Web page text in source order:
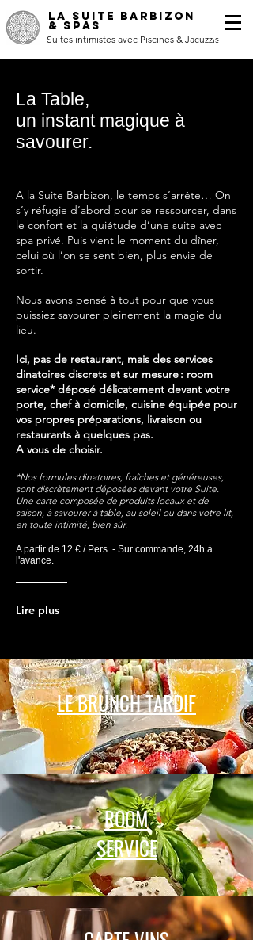
LA SUITE BARBIZON
& SPAS
Suites intimistes avec Piscines & Jacuzzis
La Table,
un instant magique à
savourer.
A la Suite Barbizon, le temps s’arrête… On
s’y réfugie d’abord pour se ressourcer, dans
le confort et la quiétude d’une suite avec
spa privé. Puis vient le moment du dîner,
celui où l’on se sent bien, plus envie de
sortir.
Nous avons pensé à tout pour que vous
puissiez savourer pleinement la magie du
lieu.
Ici, pas de restaurant, mais des services
dinatoires discrets et sur mesure : room
service* déposé délicatement devant votre
porte, chef à domicile, cuisine équipée pour
vos propres préparations, livraison ou
restaurants à quelques pas.
A vous de choisir.
*Nos formules dinatoires, fraîches et généreuses,
sont discrètement déposées devant votre Suite.
Une carte composée de produits locaux et de
saison, à savourer à table, au soleil ou dans votre lit,
en toute intimité, bien sûr.
A partir de 12 € / Pers. - Sur commande, 24h à
l'avance.
Lire plus
LE BRUNCH TARDIF
ROOM
SERVICE